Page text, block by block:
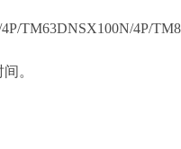
TM63DNSX100N/4P/
。